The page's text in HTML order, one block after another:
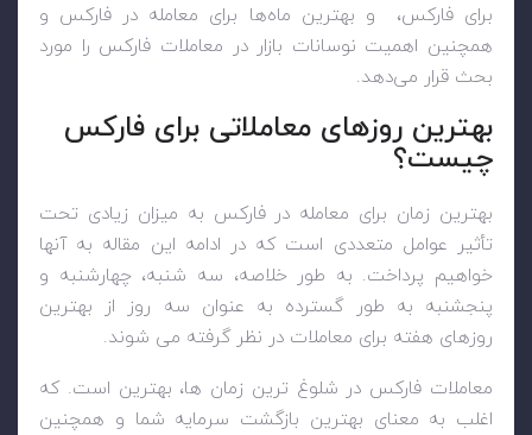
برای فارکس، و بهترین ماه‌ها برای معامله در فارکس و
همچنین اهمیت نوسانات بازار در معاملات فارکس را مورد
بحث قرار می‌دهد.
بهترین روزهای معاملاتی برای فارکس
چیست؟
بهترین زمان برای معامله در فارکس به میزان زیادی تحت
تأثیر عوامل متعددی است که در ادامه این مقاله به آنها
خواهیم پرداخت. به طور خلاصه، سه شنبه، چهارشنبه و
پنجشنبه به طور گسترده به عنوان سه روز از بهترین
روزهای هفته برای معاملات در نظر گرفته می شوند.
معاملات فارکس در شلوغ ترین زمان ها، بهترین است. که
اغلب به معنای بهترین بازگشت سرمایه شما و همچنین